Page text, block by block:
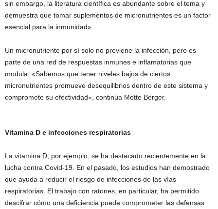
sin embargo, la literatura científica es abundante sobre el tema y
demuestra que tomar suplementos de micronutrientes es un factor
esencial para la inmunidad».
Un micronutriente por sí solo no previene la infección, pero es
parte de una red de respuestas inmunes e inflamatorias que
modula. «Sabemos que tener niveles bajos de ciertos
micronutrientes promueve desequilibrios dentro de este sistema y
compromete su efectividad», continúa Mette Berger.
Vitamina D e infecciones respiratorias
La vitamina D, por ejemplo, se ha destacado recientemente en la
lucha contra Covid-19. En el pasado, los estudios han demostrado
que ayuda a reducir el riesgo de infecciones de las vías
respiratorias. El trabajo con ratones, en particular, ha permitido
descifrar cómo una deficiencia puede comprometer las defensas